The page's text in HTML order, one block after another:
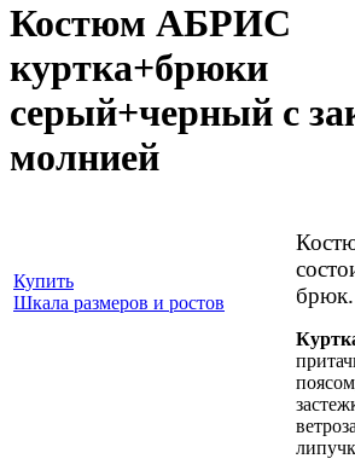
Костюм АБРИС
куртка+брюки
серый+черный с
молнией
Купить
Шкала размеров и ростов
брюк.